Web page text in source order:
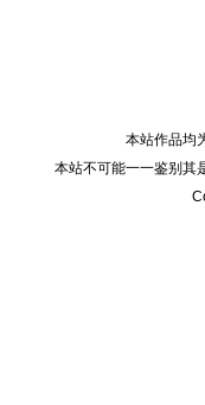
本站作品均
本站不可能一一鉴别其